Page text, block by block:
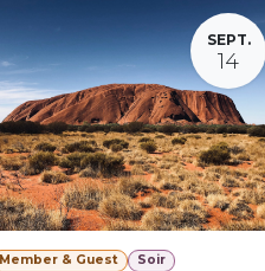
SEPT.
14
Member & Guest
Soir